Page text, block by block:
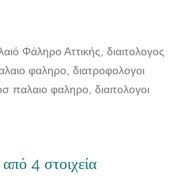
Φάληρο Αττικής, διαιτολογος
φαληρο, διατροφολογοι
παλαιο φαληρο, διαιτολογοι
4 στοιχεία